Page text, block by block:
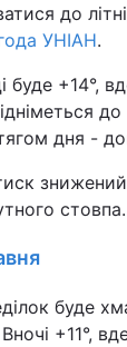
до
УНІАН.
буде +14°,
до
дня -
буде
+11°,